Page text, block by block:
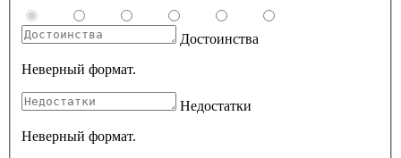
Достоинства
Неверный формат.
Недостатки
Неверный формат.